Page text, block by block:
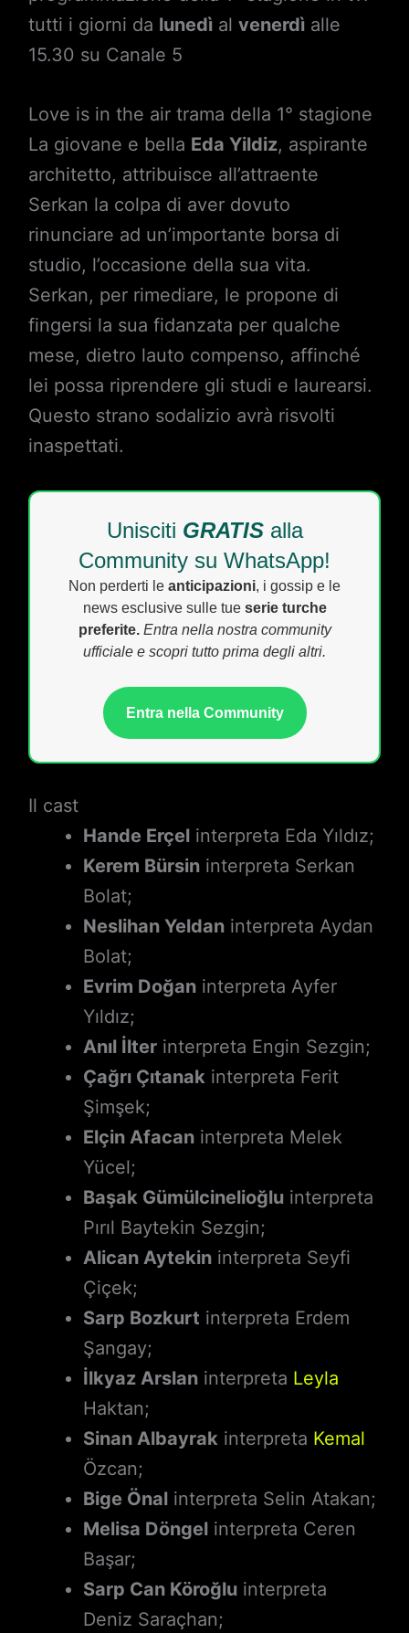
tutti i giorni da lunedìal venerdìalle
15.30 su Canale 5
Love is in the air trama della 1° stagione
La giovane e bella Eda Yildiz, aspirante
architetto, attribuisce all’attraente
Serkan la colpa di aver dovuto
rinunciare ad un’importante borsa di
studio, l’occasione della sua vita.
Serkan, per rimediare, le propone di
fingersi la sua fidanzata per qualche
mese, dietro lauto compenso, affinché
lei possa riprendere gli studi e laurearsi.
Questo strano sodalizio avrà risvolti
inaspettati.
Unisciti GRATISalla
Community su WhatsApp!
Non perderti le anticipazioni, i gossip e le
news esclusive sulle tue serie turche
preferite. Entra nella nostra community
ufficiale e scopri tutto prima degli altri.
Entra nella Community
Il cast
Hande Erçelinterpreta Eda Yıldız;
Kerem Bürsininterpreta Serkan
Bolat;
Neslihan Yeldaninterpreta Aydan
Bolat;
Evrim Doğaninterpreta Ayfer
Yıldız;
Anıl İlterinterpreta Engin Sezgin;
Çağrı Çıtanak interpreta Ferit
Şimşek;
Elçin Afacaninterpreta Melek
Yücel;
Başak Gümülcinelioğluinterpreta
Pırıl Baytekin Sezgin;
Alican Aytekininterpreta Seyfi
Çiçek;
Sarp Bozkurt interpreta Erdem
Şangay;
İlkyaz Arslaninterpreta Leyla
Haktan;
Sinan Albayrak interpreta Kemal
Özcan;
Bige Önalinterpreta Selin Atakan;
Melisa Döngelinterpreta Ceren
Başar;
Sarp Can Köroğluinterpreta
Deniz Saraçhan;